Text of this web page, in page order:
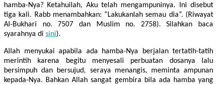
hamba-Nya? Ketahuilah, Aku telah mengampuninya. Ini disebut
tiga kali. Rabb menambahkan: “Lakukanlah semau dia”. (Riwayat
Al-Bukhari no. 7507 dan Muslim no. 2758). Silahkan baca
syarahnya di sini).
Allah menyukai apabila ada hamba-Nya berjalan tertatih-tatih
merintih karena begitu menyesali perbuatan dosanya lalu
bersimpuh dan bersujud, seraya menangis, meminta ampunan
kepada-Nya. Bahkan Allah sangat gembira bila ada hamba yang